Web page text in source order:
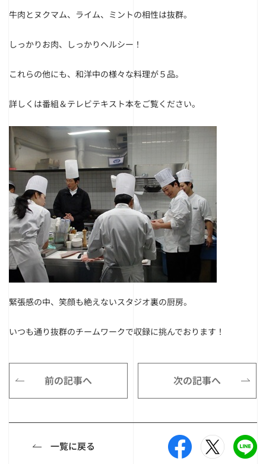
牛肉とヌクマム、ライム、ミントの相性は抜群。
しっかりお肉、しっかりヘルシー！
これらの他にも、和洋中の様々な料理が５品。
詳しくは番組＆テレビテキスト本をご覧ください。
緊張感の中、笑顔も絶えないスタジオ裏の厨房。
いつも通り抜群のチームワークで収録に挑んでおります！
前の記事へ 次の記事へ
一覧に戻る